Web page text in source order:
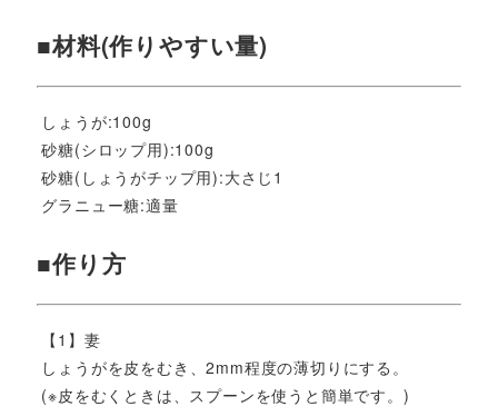
■材料(作りやすい量)
しょうが:100g
砂糖(シロップ用):100g
砂糖(しょうがチップ用):大さじ1
グラニュー糖:適量
■作り方
【1】妻
しょうがを皮をむき、2mm程度の薄切りにする。
(※皮をむくときは、スプーンを使うと簡単です。)